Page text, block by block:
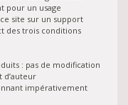
pour un usage
site sur un support
des trois conditions
: pas de modification
d’auteur
impérativement